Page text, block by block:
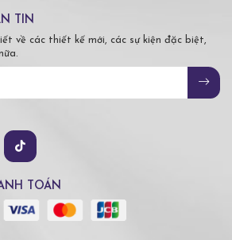
TIN
về các thiết kế mới, các sự kiện đặc biệt,
TOÁN